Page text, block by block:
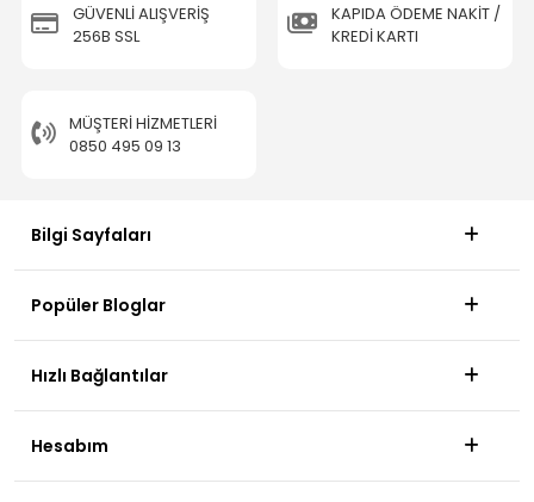
GÜVENLİ ALIŞVERİŞ
256B SSL
KAPIDA ÖDEME NAKİT /
KREDİ KARTI
MÜŞTERI HIZMETLERI
0850 495 09 13
Bilgi Sayfaları
Popüler Bloglar
Hızlı Bağlantılar
Hesabım